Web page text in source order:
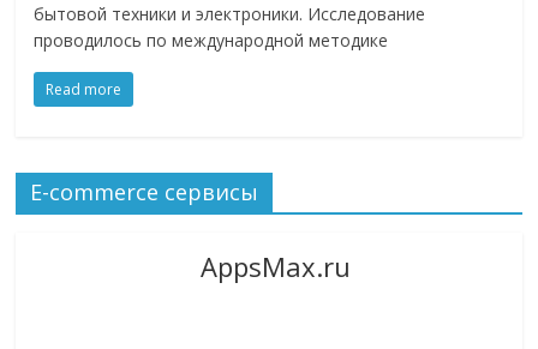
бытовой техники и электроники. Исследование
проводилось по международной методике
Read more
E-commerce сервисы
AppsMax.ru